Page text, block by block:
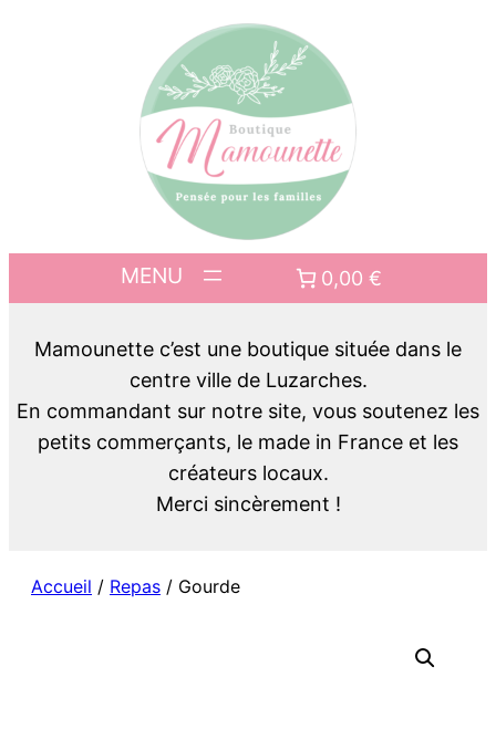
0,00 €
Mamounette c’est une boutique située dans le
centre ville de Luzarches.
En commandant sur notre site, vous soutenez les
petits commerçants, le made in France et les
créateurs locaux.
Merci sincèrement !
Accueil / Repas / Gourde